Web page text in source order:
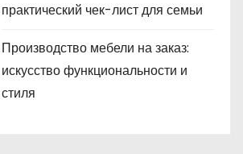
практический чек-лист для семьи
Производство мебели на заказ:
искусство функциональности и
стиля